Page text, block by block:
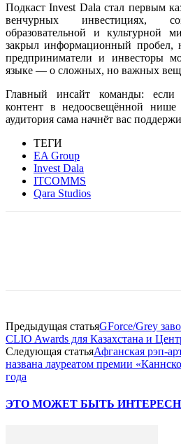
Подкаст Invest Dala стал первым
венчурных инвестициях,
образовательной и культурной
закрыл информационный пробел,
предприниматели и инвесторы
языке — о сложных, но важных
Главный инсайт команды: если
контент в недоосвещённой нише
аудитория сама начнёт вас
ТЕГИ
EA Group
Invest Dala
ITCOMMS
Qara Studios
Предыдущая статьяGForce/Grey
CLIO Awards для Казахстана и
Следующая статьяАфганская рэп-
названа лауреатом премии
года
ЭТО МОЖЕТ БЫТЬ